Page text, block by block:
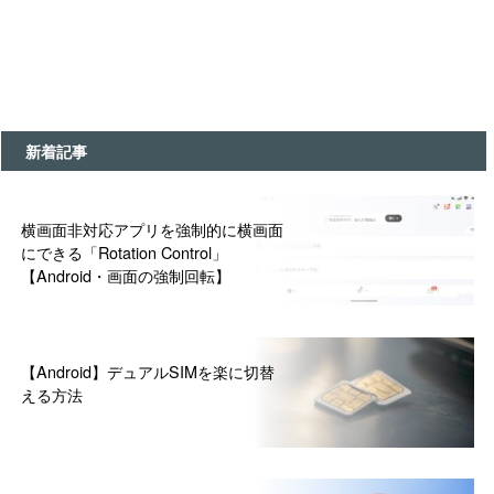
新着記事
横画面非対応アプリを強制的に横画面
にできる「Rotation Control」
【Android・画面の強制回転】
【Android】デュアルSIMを楽に切替
える方法